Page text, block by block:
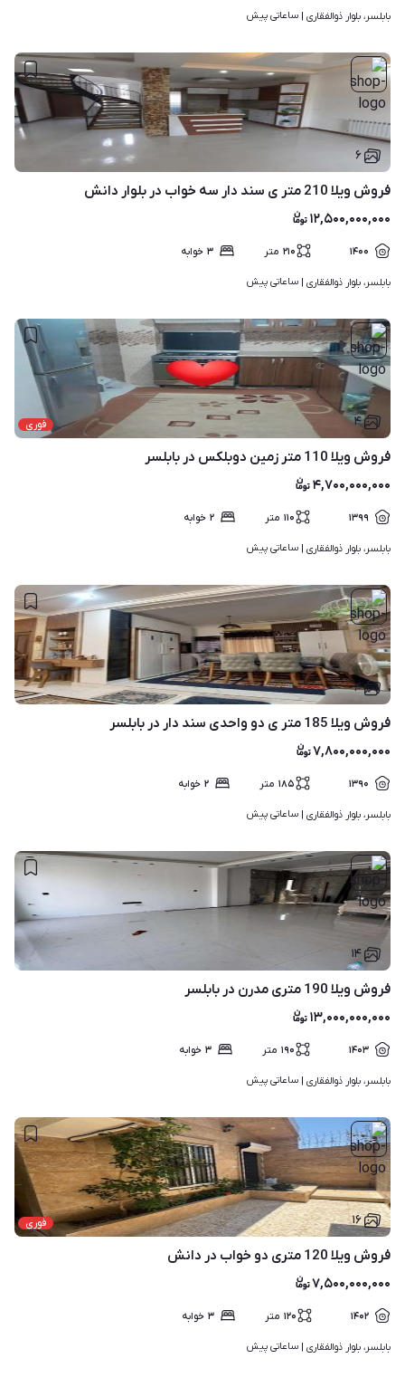
بابلسر، بلوار ذوالفقاری | ساعاتی پیش
۶
فروش ویلا 210 متر ی سند دار سه خواب در بلوار دانش
۱۲,۵۰۰,۰۰۰,۰۰۰
۱۴۰۰ ۲۱۰ متر ۳ خوابه
بابلسر، بلوار ذوالفقاری | ساعاتی پیش
فوری ۴
فروش ویلا 110 متر زمین دوبلکس در بابلسر
۴,۷۰۰,۰۰۰,۰۰۰
۱۳۹۹ ۱۱۰ متر ۲ خوابه
بابلسر، بلوار ذوالفقاری | ساعاتی پیش
۴
فروش ویلا 185 متر ی دو واحدی سند دار در بابلسر
۷,۸۰۰,۰۰۰,۰۰۰
۱۳۹۰ ۱۸۵ متر ۲ خوابه
بابلسر، بلوار ذوالفقاری | ساعاتی پیش
۱۴
فروش ویلا 190 متری مدرن در بابلسر
۱۳,۰۰۰,۰۰۰,۰۰۰
۱۴۰۳ ۱۹۰ متر ۳ خوابه
بابلسر، بلوار ذوالفقاری | ساعاتی پیش
فوری ۱۶
فروش ویلا 120 متری دو خواب در دانش
۷,۵۰۰,۰۰۰,۰۰۰
۱۴۰۲ ۱۲۰ متر ۳ خوابه
بابلسر، بلوار ذوالفقاری | ساعاتی پیش